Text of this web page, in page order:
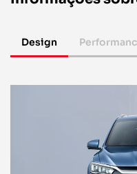
Design